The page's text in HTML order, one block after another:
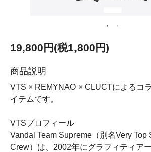
19,800円(税1,800円)
商品説明
VTS × REMYNAO × CLUCTによるコ
イテムです。
VTSプロフィール
Vandal Team Supreme（別名Very Top
Crew）は、2002年にグラフィティア